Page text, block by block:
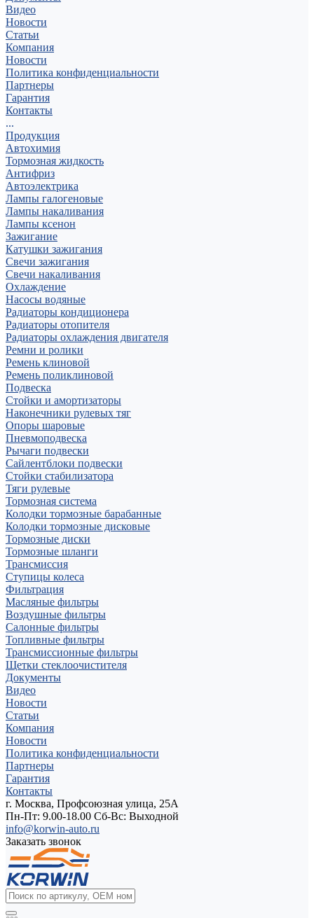
Видео
Новости
Статьи
Компания
Новости
Политика конфиденциальности
Партнеры
Гарантия
Контакты
...
Продукция
Автохимия
Тормозная жидкость
Антифриз
Автоэлектрика
Лампы галогеновые
Лампы накаливания
Лампы ксенон
Зажигание
Катушки зажигания
Свечи зажигания
Свечи накаливания
Охлаждение
Насосы водяные
Радиаторы кондиционера
Радиаторы отопителя
Радиаторы охлаждения двигателя
Ремни и ролики
Ремень клиновой
Ремень поликлиновой
Подвеска
Стойки и амортизаторы
Наконечники рулевых тяг
Опоры шаровые
Пневмоподвеска
Рычаги подвески
Сайлентблоки подвески
Стойки стабилизатора
Тяги рулевые
Тормозная система
Колодки тормозные барабанные
Колодки тормозные дисковые
Тормозные диски
Тормозные шланги
Трансмиссия
Ступицы колеса
Фильтрация
Масляные фильтры
Воздушные фильтры
Салонные фильтры
Топливные фильтры
Трансмиссионные фильтры
Щетки стеклоочистителя
Документы
Видео
Новости
Статьи
Компания
Новости
Политика конфиденциальности
Партнеры
Гарантия
Контакты
г. Москва, Профсоюзная улица, 25А
Пн-Пт: 9.00-18.00 Cб-Вс: Выходной
info@korwin-auto.ru
Заказать звонок